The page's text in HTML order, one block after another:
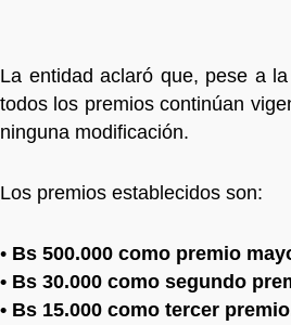
La entidad aclaró que, pese a
todos los premios continúan
ninguna modificación.
Los premios establecidos son:
• Bs 500.000 como premio
• Bs 30.000 como segundo
• Bs 15.000 como tercer